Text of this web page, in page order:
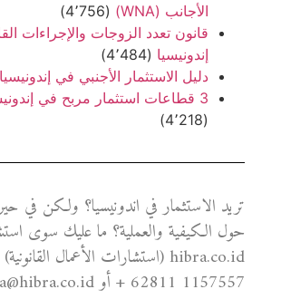
الأجانب (WNA)
(4٬756)
قانون تعدد الزوجات والإجراءات
إندونيسيا (4٬484)
دليل الاستثمار الأجنبي في إندونيسيا
3 قطاعات استثمار مربح في إندونيسيا عام 2023
(4٬218)
تريد الاستثمار في اندونيسيا؟ ولكن في
حول الكيفية والعملية؟ ما عليك سوى
+ 62811 1157557 أو hibra@hibra.co.id